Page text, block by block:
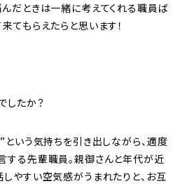
んだときは一緒に考えてくれる職員ば
てもらえたらと思います！
したか？
という気持ちを引き出しながら、適度
する先輩職員。親御さんと年代が近
しやすい空気感がうまれたりと、お互